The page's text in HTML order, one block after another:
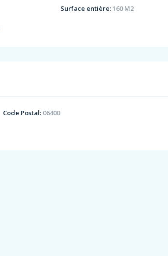
Surface entière: 160 M2
Code Postal:06400